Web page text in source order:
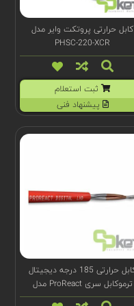
کابل حرارتی پروتکت وایر مدل
PHSC-220-XCR
ثبت استعلام
پیشنهاد فنی
کابل حرارتی 185 درجه دیجیتال
ترموکابل سری ProReact مدل
F1069